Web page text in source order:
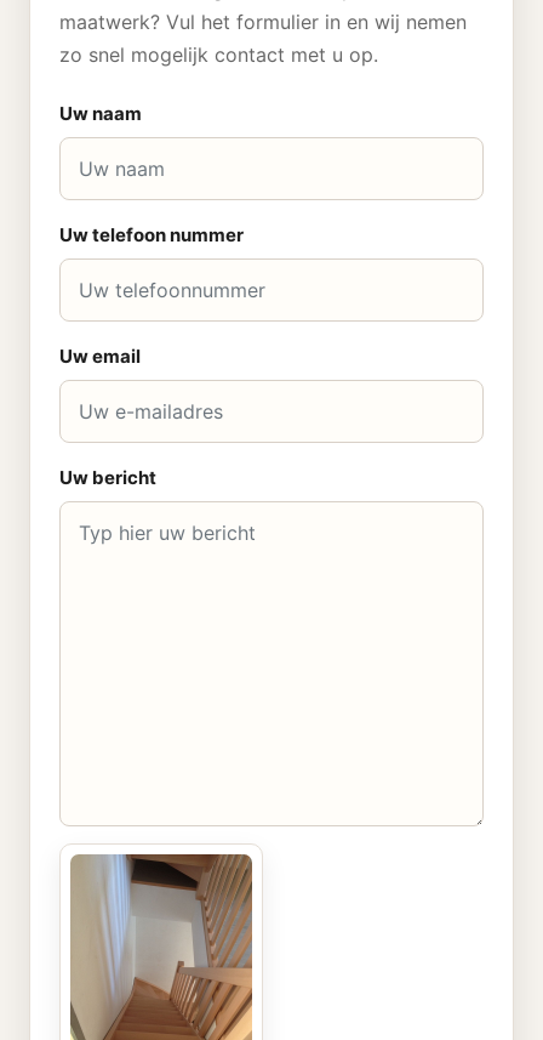
maatwerk? Vul het formulier in en wij nemen
zo snel mogelijk contact met u op.
Uw naam
Uw telefoon nummer
Uw email
Uw bericht